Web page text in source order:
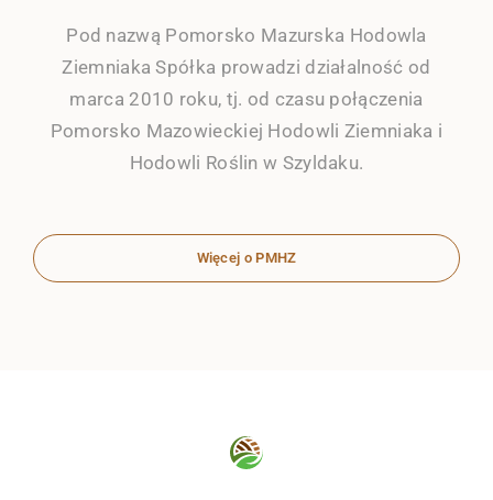
Pod nazwą Pomorsko Mazurska Hodowla
Ziemniaka Spółka prowadzi działalność od
marca 2010 roku, tj. od czasu połączenia
Pomorsko Mazowieckiej Hodowli Ziemniaka i
Hodowli Roślin w Szyldaku.
Więcej o PMHZ